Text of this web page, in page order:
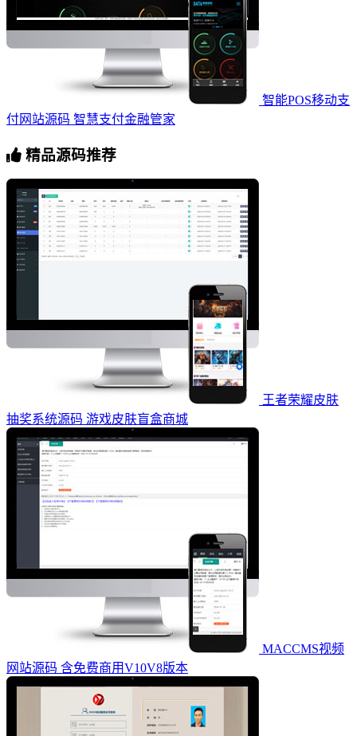
智能POS移动支
付网站源码 智慧支付金融管家
精品源码推荐
王者荣耀皮肤
抽奖系统源码 游戏皮肤盲盒商城
MACCMS视频
网站源码 含免费商用V10V8版本